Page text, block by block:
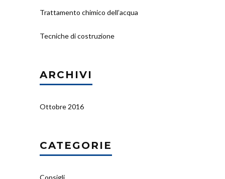
Trattamento chimico dell’acqua
Tecniche di costruzione
ARCHIVI
Ottobre 2016
CATEGORIE
Consigli